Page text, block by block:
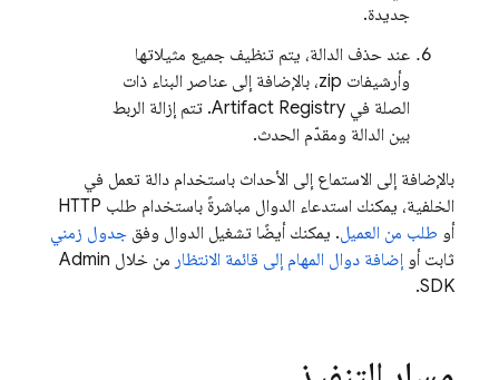
جديدة.
عند حذف الدالة، يتم تنظيف جميع مثيلاتها
وأرشيفات zip، بالإضافة إلى عناصر البناء ذات
الصلة في Artifact Registry. تتم إزالة الربط
بين الدالة ومقدّم الحدث.
بالإضافة إلى الاستماع إلى الأحداث باستخدام دالة تعمل في
الخلفية، يمكنك استدعاء الدوال مباشرةً باستخدام طلب HTTP
أو طلب من العميل. يمكنك أيضًا تشغيل الدوال وفق جدول زمني
ثابت أو إضافة دوال المهام إلى قائمة الانتظار من خلال Admin
SDK
.